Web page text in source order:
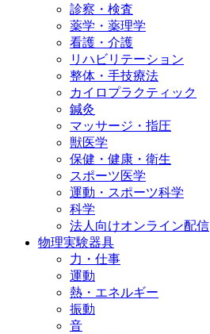
診察・検査
薬学・薬理学
看護・介護
リハビリテーション
整体・手技療法
カイロプラクティック
鍼灸
マッサージ・指圧
獣医学
保健・健康・衛生
スポーツ医学
運動・スポーツ科学
科学
法人向けオンライン配信
物理実験器具
力・仕事
運動
熱・エネルギー
振動
音